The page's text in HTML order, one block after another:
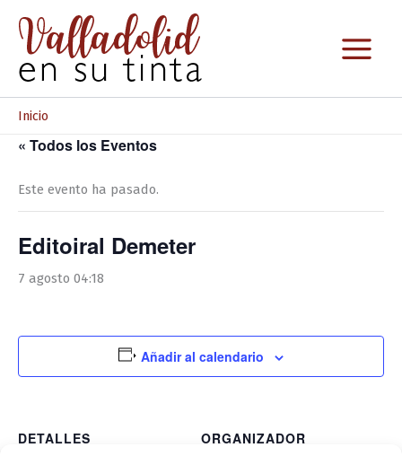
contenido
Inicio
« Todos los Eventos
Este evento ha pasado.
Editoiral Demeter
7 agosto 04:18
Añadir al calendario
DETALLES
ORGANIZADOR